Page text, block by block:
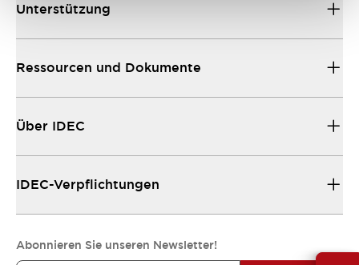
Unterstützung
Ressourcen und Dokumente
Über IDEC
IDEC-Verpflichtungen
Abonnieren Sie unseren Newsletter!